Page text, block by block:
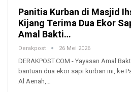
Panitia Kurban di Masjid
Kijang Terima Dua Ekor
Amal Bakti…
Derakpost 26 Mei 2026
DERAKPOST.COM - Yayasan Amal
bantuan dua ekor sapi kurban ini, ke
Al Aenah,…